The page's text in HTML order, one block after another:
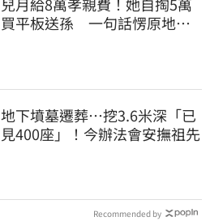
兒月給8萬孝親費！她自掏5萬
買平板送孫 一句話愣原地
地下墳墓遷葬…挖3.6米深「已
見400座」！今辦法會安撫祖先
Recommended by